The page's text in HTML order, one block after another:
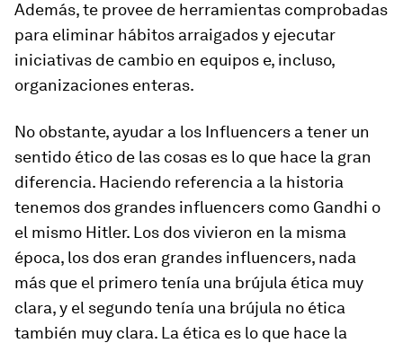
Además, te provee de herramientas comprobadas
para eliminar hábitos arraigados y ejecutar
iniciativas de cambio en equipos e, incluso,
organizaciones enteras.
No obstante, ayudar a los Influencers a tener un
sentido ético de las cosas es lo que hace la gran
diferencia. Haciendo referencia a la historia
tenemos dos grandes influencers como Gandhi o
el mismo Hitler. Los dos vivieron en la misma
época, los dos eran grandes influencers, nada
más que el primero tenía una brújula ética muy
clara, y el segundo tenía una brújula no ética
también muy clara. La ética es lo que hace la